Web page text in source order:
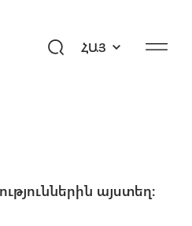
ՀԱՅ
ապագա այստեղ։